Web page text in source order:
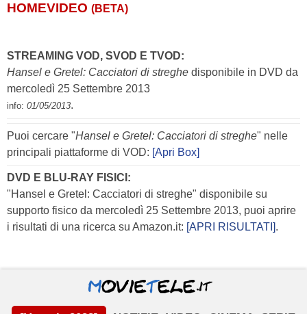
HOMEVIDEO (BETA)
STREAMING VOD, SVOD E TVOD:
Hansel e Gretel: Cacciatori di streghe disponibile in DVD da
mercoledì 25 Settembre 2013
info: 01/05/2013.
Puoi cercare "Hansel e Gretel: Cacciatori di streghe" nelle
principali piattaforme di VOD: [Apri Box]
DVD E BLU-RAY FISICI:
"Hansel e Gretel: Cacciatori di streghe" disponibile su
supporto fisico da mercoledì 25 Settembre 2013, puoi aprire
i risultati di una ricerca su Amazon.it: [APRI RISULTATI].